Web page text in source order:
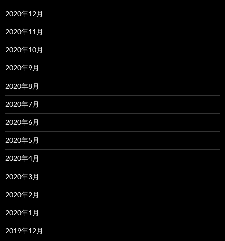
2020年12月
2020年11月
2020年10月
2020年9月
2020年8月
2020年7月
2020年6月
2020年5月
2020年4月
2020年3月
2020年2月
2020年1月
2019年12月